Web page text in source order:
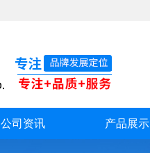
公司资讯 产品展示